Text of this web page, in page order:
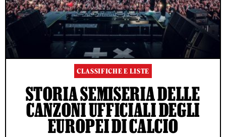
CLASSIFICHE E LISTE
STORIA SEMISERIA DELLE
CANZONI UFFICIALI DEGLI
EUROPEI DI CALCIO